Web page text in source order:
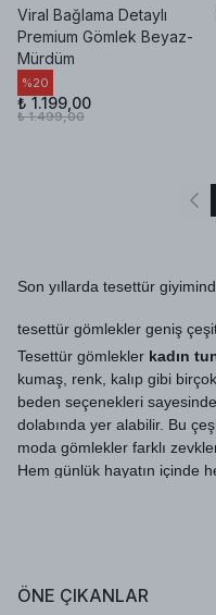
Viral Bağlama Detaylı
Premium Gömlek Beyaz-
Mürdüm
%20
₺ 1.199,00
₺ 1.499,00
Son yıllarda tesettür
tesettür gömlekler geniş
Tesettür gömlekler kadın
kumaş, renk, kalıp gibi
beden seçenekleri
dolabında yer alabilir. Bu
moda gömlekler farklı
Hem günlük hayatın içinde
Kot gömlek kadın modelleri,
ÖNE ÇIKANLAR